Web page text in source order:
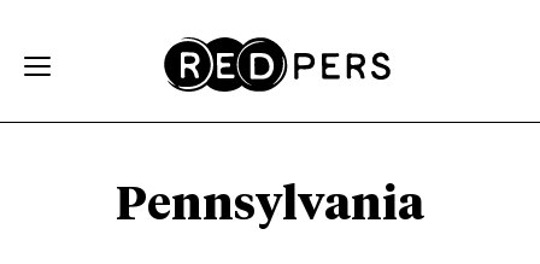
Pennsylvania